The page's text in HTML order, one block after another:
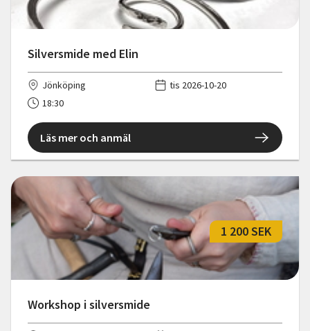
Silversmide med Elin
Jönköping
tis 2026-10-20
18:30
Läs mer och anmäl
Workshop i silversmide
1 200 SEK